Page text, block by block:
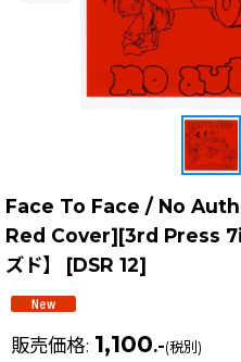
Face To Face / No
Red Cover][3rd Press
ズド】
[DSR 12]
販売価格: 1,100.-(税別)